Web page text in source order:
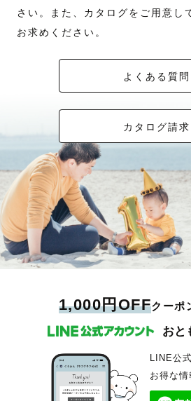
さい。また、カタログをご用意し
お求めください。
よくある質問
カタログ請求
1,000円OFFクーポ
おと
LINE公
お得な情